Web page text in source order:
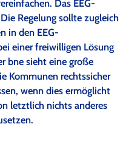
Das EEG-
Regelung sollte zugleich
in den EEG-
einer freiwilligen Lösung
bne sieht eine große
Kommunen rechtssicher
wenn dies ermöglicht
letztlich nichts anderes